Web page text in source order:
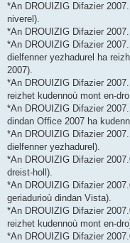
*An DROUIZIG Difazier
niverel).
*An DROUIZIG Difazier
*An DROUIZIG Difazier
dielfenner yezhadurel ha
2007).
*An DROUIZIG Difazier
reizhet kudennoù mont en-
*An DROUIZIG Difazier
dindan Office 2007 ha
*An DROUIZIG Difazier
dielfenner yezhadurel).
*An DROUIZIG Difazier
dreist-holl).
*An DROUIZIG Difazier
geriadurioù dindan Vista).
*An DROUIZIG Difazier
reizhet kudennoù mont en-
*An DROUIZIG Difazier